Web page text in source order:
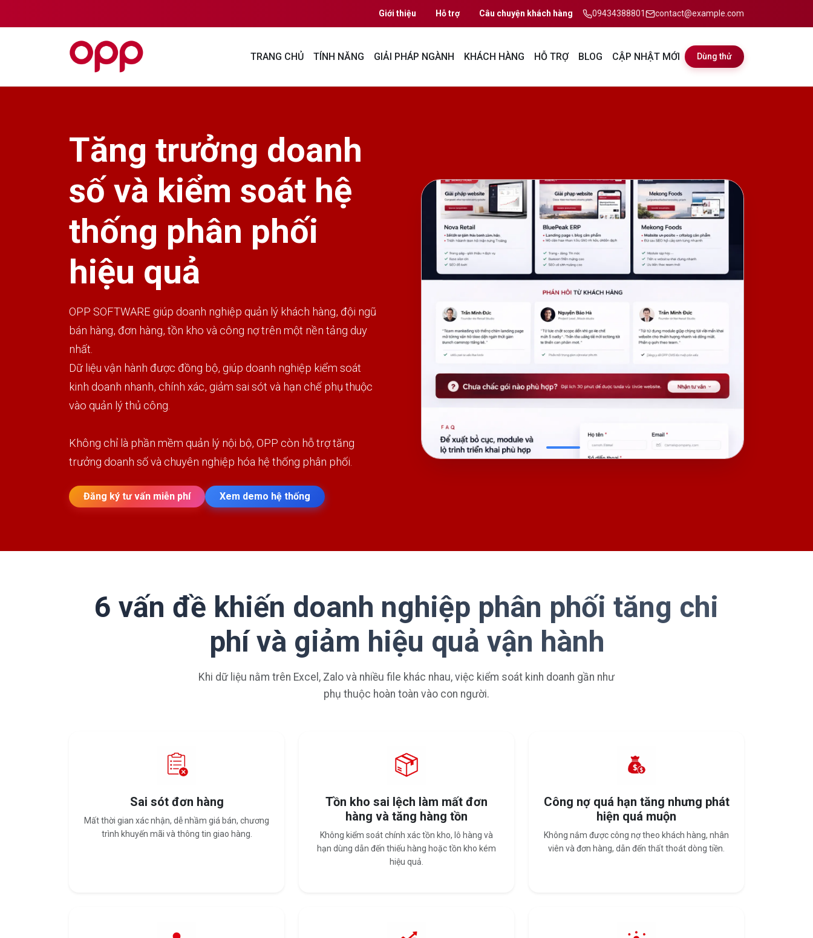
Giới thiệu Hỗ trợ Câu chuyện khách hàng 09434388801 contact@example.com
TRANG CHỦ TÍNH NĂNG GIẢI PHÁP NGÀNH KHÁCH HÀNG HỖ TRỢ BLOG CẬP NHẬT MỚI Dùng thử
Tăng trưởng doanh
số và kiểm soát hệ
thống phân phối
hiệu quả
OPP SOFTWARE giúp doanh nghiệp quản lý khách hàng, đội ngũ
bán hàng, đơn hàng, tồn kho và công nợ trên một nền tảng duy
nhất.
Dữ liệu vận hành được đồng bộ, giúp doanh nghiệp kiểm soát
kinh doanh nhanh, chính xác, giảm sai sót và hạn chế phụ thuộc
vào quản lý thủ công.
Không chỉ là phần mềm quản lý nội bộ, OPP còn hỗ trợ tăng
trưởng doanh số và chuyên nghiệp hóa hệ thống phân phối.
Đăng ký tư vấn miễn phí Xem demo hệ thống
6 vấn đề khiến doanh nghiệp phân phối tăng chi
phí và giảm hiệu quả vận hành
Khi dữ liệu nằm trên Excel, Zalo và nhiều file khác nhau, việc kiểm soát kinh doanh gần như
phụ thuộc hoàn toàn vào con người.
Sai sót đơn hàng
Mất thời gian xác nhận, dễ nhầm giá bán, chương
trình khuyến mãi và thông tin giao hàng.
Tồn kho sai lệch làm mất đơn
hàng và tăng hàng tồn
Không kiểm soát chính xác tồn kho, lô hàng và
hạn dùng dẫn đến thiếu hàng hoặc tồn kho kém
hiệu quả.
Công nợ quá hạn tăng nhưng phát
hiện quá muộn
Không nắm được công nợ theo khách hàng, nhân
viên và đơn hàng, dẫn đến thất thoát dòng tiền.